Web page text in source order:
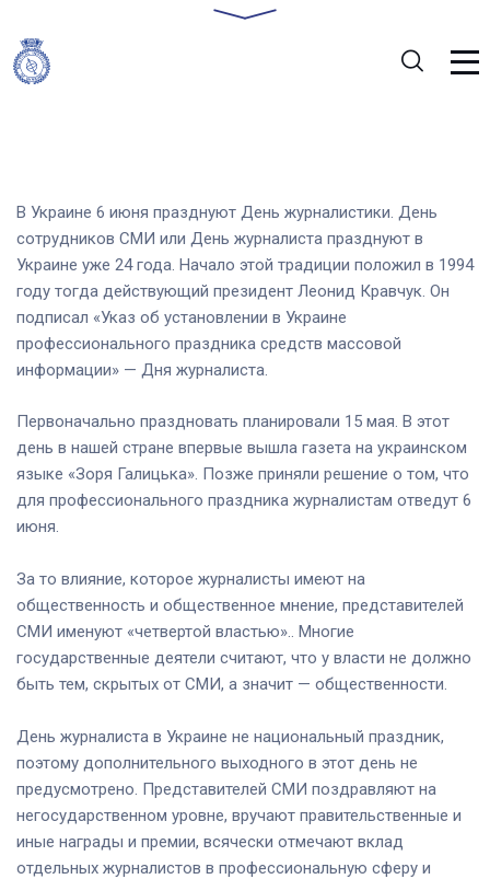
В Украине 6 июня празднуют День журналистики. День
сотрудников СМИ или День журналиста празднуют в
Украине уже 24 года. Начало этой традиции положил в 1994
году тогда действующий президент Леонид Кравчук. Он
подписал «Указ об установлении в Украине
профессионального праздника средств массовой
информации» — Дня журналиста.
Первоначально праздновать планировали 15 мая. В этот
день в нашей стране впервые вышла газета на украинском
языке «Зоря Галицька». Позже приняли решение о том, что
для профессионального праздника журналистам отведут 6
июня.
За то влияние, которое журналисты имеют на
общественность и общественное мнение, представителей
СМИ именуют «четвертой властью».. Многие
государственные деятели считают, что у власти не должно
быть тем, скрытых от СМИ, а значит — общественности.
День журналиста в Украине не национальный праздник,
поэтому дополнительного выходного в этот день не
предусмотрено. Представителей СМИ поздравляют на
негосударственном уровне, вручают правительственные и
иные награды и премии, всячески отмечают вклад
отдельных журналистов в профессиональную сферу и